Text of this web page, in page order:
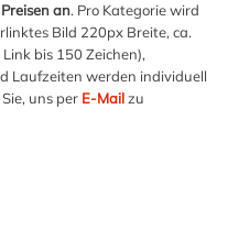
an. Pro Kategorie wird
Bild 220px Breite, ca.
bis 150 Zeichen),
Laufzeiten werden individuell
uns per E-Mailzu